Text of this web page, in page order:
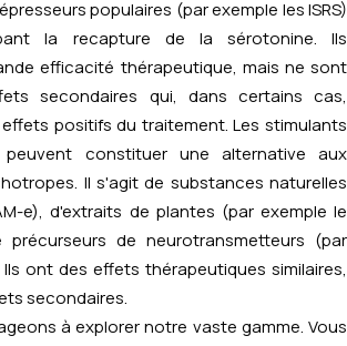
populaires (par exemple les ISRS)
la recapture de la sérotonine. Ils
efficacité thérapeutique, mais ne sont
secondaires qui, dans certains cas,
positifs du traitement. Les stimulants
constituer une alternative aux
Il s'agit de substances naturelles
e), d'extraits de plantes (par exemple le
précurseurs de neurotransmetteurs (par
Ils ont des effets thérapeutiques similaires,
secondaires.
à explorer notre vaste gamme. Vous